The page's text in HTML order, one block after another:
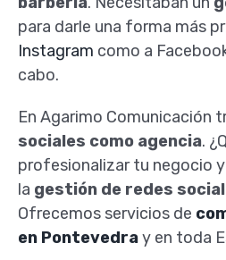
para darle una forma más
Instagram como a
cabo.
En Agarimo Comunicación
sociales como agencia.
profesionalizar tu negocio
la gestión de redes
Ofrecemos servicios de
en Pontevedray en toda